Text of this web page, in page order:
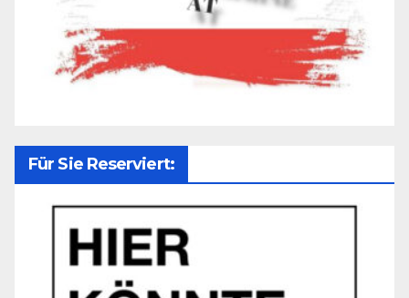
Für Sie Reserviert: